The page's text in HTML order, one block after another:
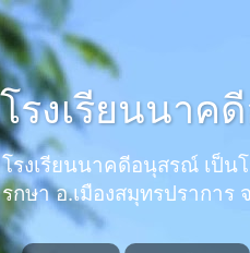
โรงเรียนนาค
โรงเรียนนาคดีอนุสรณ์ เป็น
รกษา อ.เมืองสมุทรปรากา